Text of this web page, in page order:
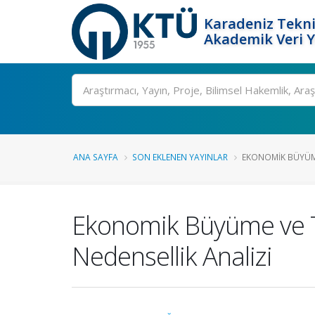
Karadeniz
Akademik Veri
Ara
ANA SAYFA SON EKLENEN YAYINLAR EKONOMIK
Ekonomik Büyüme ve
Nedensellik Analizi